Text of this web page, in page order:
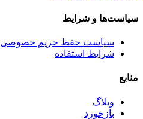
سیاست‌ها و شرایط
سیاست حفظ حریم خصوصی
شرایط استفاده
منابع
وبلاگ
بازخورد